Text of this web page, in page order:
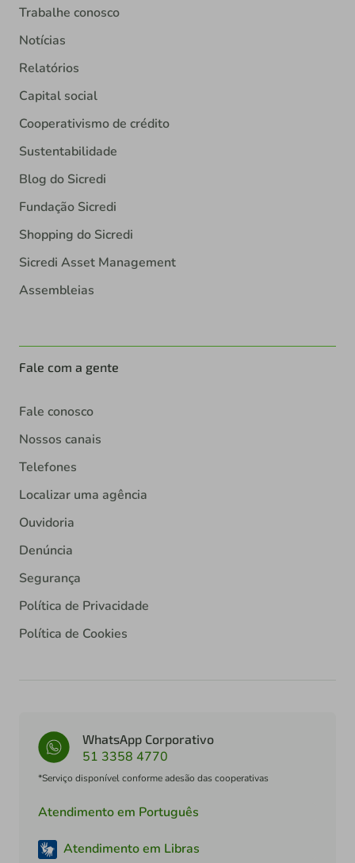
Trabalhe conosco
Notícias
Relatórios
Capital social
Cooperativismo de crédito
Sustentabilidade
Blog do Sicredi
Fundação Sicredi
Shopping do Sicredi
Sicredi Asset Management
Assembleias
Fale com a gente
Fale conosco
Nossos canais
Telefones
Localizar uma agência
Ouvidoria
Denúncia
Segurança
Política de Privacidade
Política de Cookies
WhatsApp Corporativo
51 3358 4770
*Serviço disponível conforme adesão das cooperativas
Atendimento em Português
Atendimento em Libras